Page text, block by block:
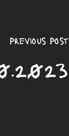
Previous Post